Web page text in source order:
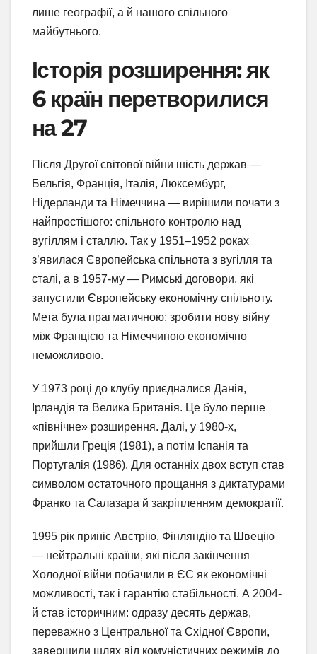
лише географії, а й нашого спільного
майбутнього.
Історія розширення: як
6 країн перетворилися
на 27
Після Другої світової війни шість держав —
Бельгія, Франція, Італія, Люксембург,
Нідерланди та Німеччина — вирішили почати з
найпростішого: спільного контролю над
вугіллям і сталлю. Так у 1951–1952 роках
з’явилася Європейська спільнота з вугілля та
сталі, а в 1957-му — Римські договори, які
запустили Європейську економічну спільноту.
Мета була прагматичною: зробити нову війну
між Францією та Німеччиною економічно
неможливою.
У 1973 році до клубу приєдналися Данія,
Ірландія та Велика Британія. Це було перше
«північне» розширення. Далі, у 1980-х,
прийшли Греція (1981), а потім Іспанія та
Португалія (1986). Для останніх двох вступ став
символом остаточного прощання з диктатурами
Франко та Салазара й закріпленням демократії.
1995 рік приніс Австрію, Фінляндію та Швецію
— нейтральні країни, які після закінчення
Холодної війни побачили в ЄС як економічні
можливості, так і гарантію стабільності. А 2004-
й став історичним: одразу десять держав,
переважно з Центральної та Східної Європи,
завершили шлях від комуністичних режимів до